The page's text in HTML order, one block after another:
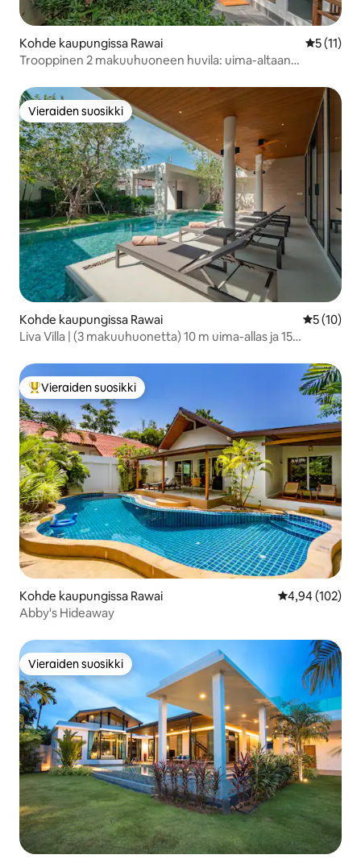
Kohde kaupungissa Rawai
5 (11)
Trooppinen 2 makuuhuoneen huvila: uima-altaan
Vieraiden suosikki
Vieraiden suosikki
Kohde kaupungissa Rawai
5 (10)
Liva Villa | (3 makuuhuonetta) 10 m uima-allas ja 15
Vieraiden suosikkien parhaimmistoa
Vieraiden suosikki
Kohde kaupungissa Rawai
4,94 (102)
Abby's Hideaway
Vieraiden suosikki
Vieraiden suosikki